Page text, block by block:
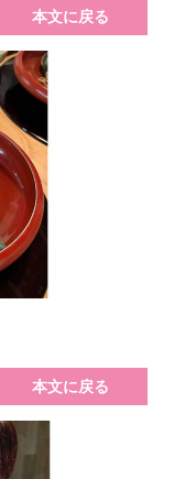
本文に戻る
本文に戻る